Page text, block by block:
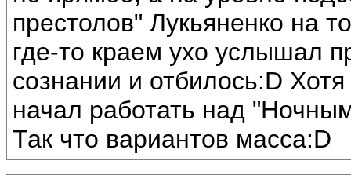
престолов" Лукьяненко на
где-то краем ухо услышал
сознании и отбилось:D
начал работать над
Так что вариантов масса:D